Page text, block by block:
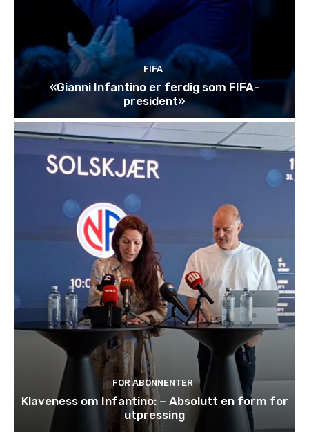
FIFA
«Gianni Infantino er ferdig som FIFA-
president»
FOR ABONNENTER
Klaveness om Infantino: – Absolutt en form for
utpressing